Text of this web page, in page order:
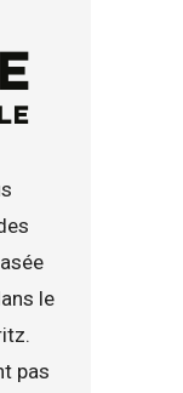
le
pas